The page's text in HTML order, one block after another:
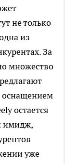
не только
из
За
множество
оснащением
остается
имидж,
уже